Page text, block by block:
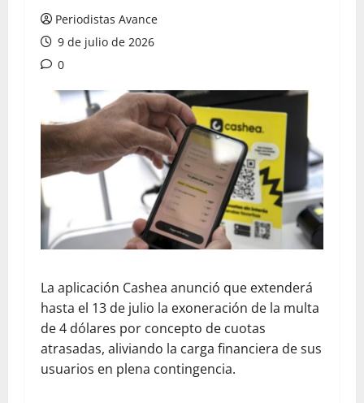
Periodistas Avance
9 de julio de 2026
0
La aplicación Cashea anunció que extenderá
hasta el 13 de julio la exoneración de la multa
de 4 dólares por concepto de cuotas
atrasadas, aliviando la carga financiera de sus
usuarios en plena contingencia.